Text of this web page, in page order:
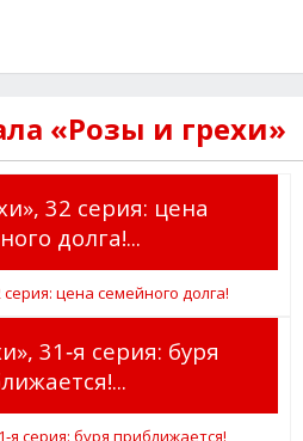
«Розы и грехи»
32 серия: цена
долга!...
31‑я серия: буря